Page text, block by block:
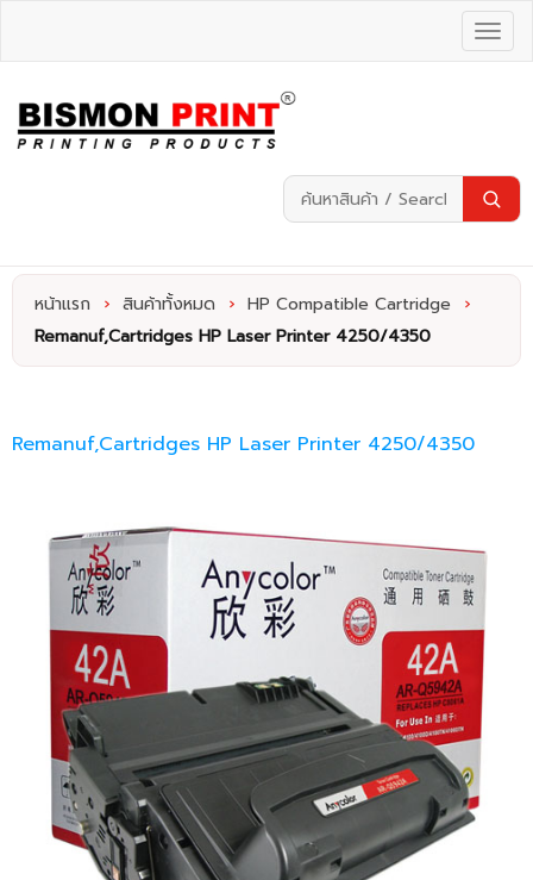
หน้าแรก › สินค้าทั้งหมด › HP Compatible Cartridge
›
Remanuf,Cartridges HP Laser Printer 4250/4350
Remanuf,Cartridges HP Laser Printer 4250/4350